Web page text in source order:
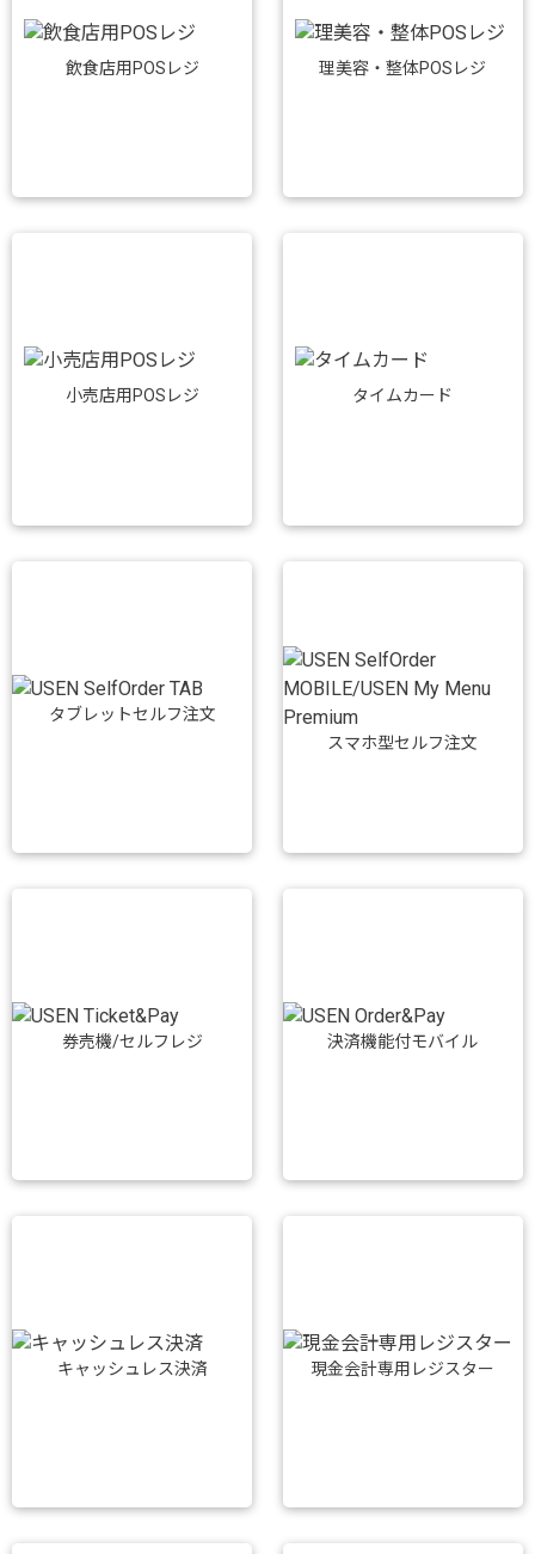
飲食店用POSレジ 理美容・整体POSレジ
小売店用POSレジ タイムカード
タブレットセルフ注文
スマホ型セルフ注文
券売機/セルフレジ 決済機能付モバイル
キャッシュレス決済 現金会計専用レジスター